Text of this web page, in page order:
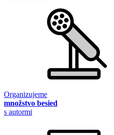
Organizujeme
množstvo besied
s autormi